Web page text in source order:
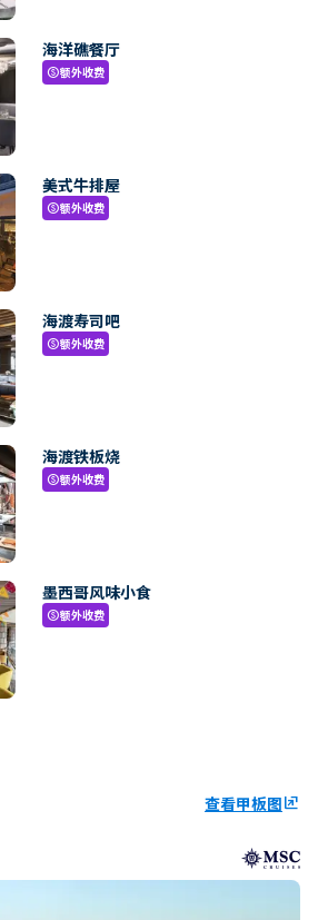
海洋礁餐厅
paid额外收费
美式牛排屋
paid额外收费
海渡寿司吧
paid额外收费
海渡铁板烧
paid额外收费
墨西哥风味小食
paid额外收费
查看甲板图ungroup